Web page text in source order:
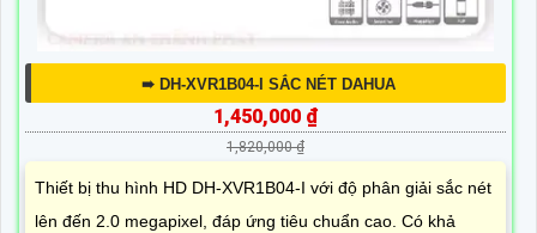
➠ DH-XVR1B04-I SẮC NÉT DAHUA
1,450,000 ₫
1,820,000 ₫
Thiết bị thu hình HD DH-XVR1B04-I với độ phân giải sắc nét
lên đến 2.0 megapixel, đáp ứng tiêu chuẩn cao. Có khả